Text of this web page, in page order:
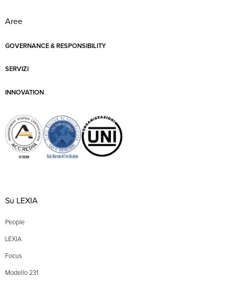
Aree
GOVERNANCE & RESPONSIBILITY
SERVIZI
INNOVATION
Su LEXIA
People
LEXIA
Focus
Modello 231